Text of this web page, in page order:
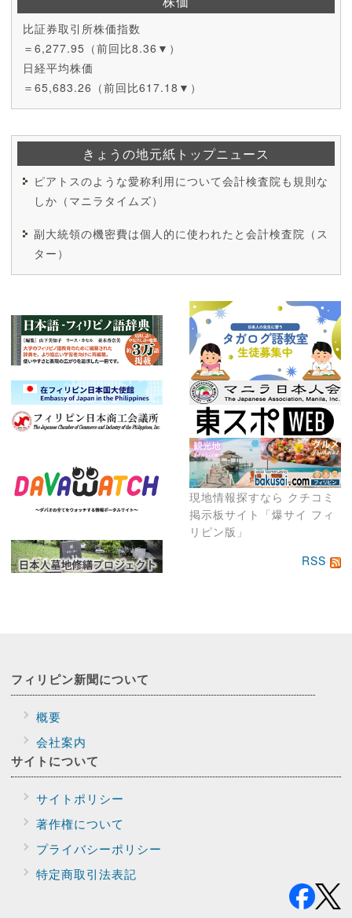
現地情報探すなら クチコミ
掲示板サイト「爆サイ フィ
リピン版」
比証券取引所株価指数
＝6,277.95（前回比8.36▼）
日経平均株価
＝65,683.26（前回比617.18▼）
きょうの地元紙トップニュース
ピアトスのような愛称利用について会計検査院も規則な
しか（マニラタイムズ）
副大統領の機密費は個人的に使われたと会計検査院（ス
ター）
RSS
フィリピン新聞について
概要
会社案内
サイトについて
サイトポリシー
著作権について
プライバシーポリシー
特定商取引法表記